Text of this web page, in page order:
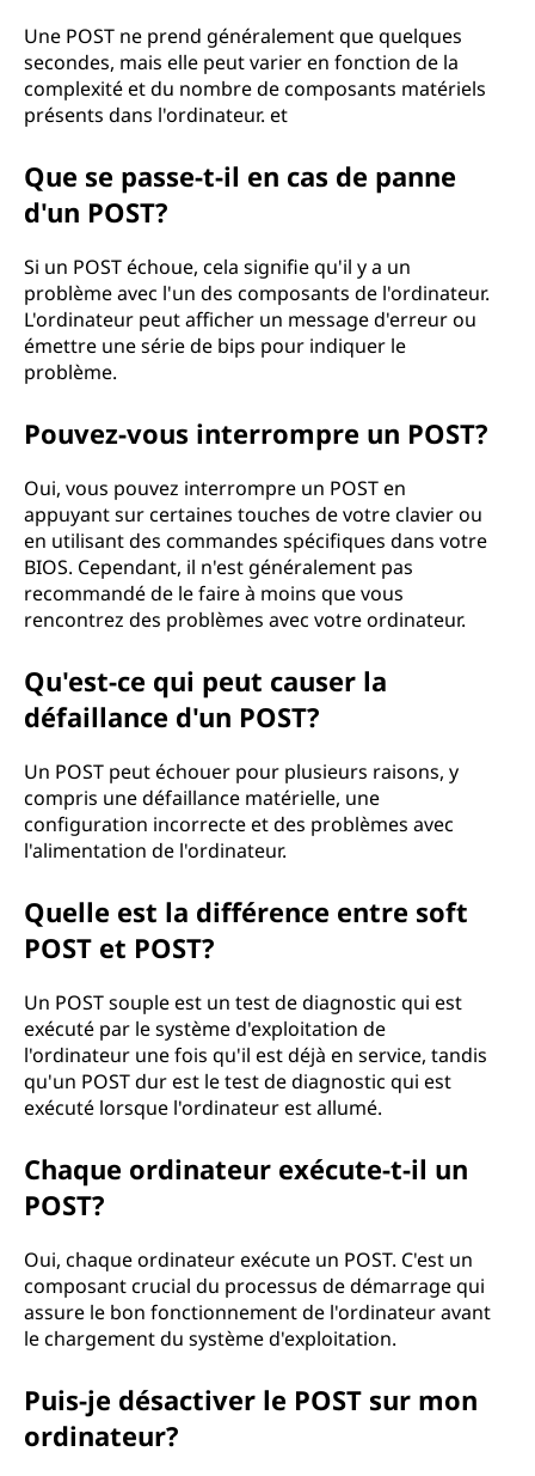
Une POST ne prend généralement que quelques
secondes, mais elle peut varier en fonction de la
complexité et du nombre de composants matériels
présents dans l'ordinateur. et
Que se passe-t-il en cas de panne
d'un POST?
Si un POST échoue, cela signifie qu'il y a un
problème avec l'un des composants de l'ordinateur.
L'ordinateur peut afficher un message d'erreur ou
émettre une série de bips pour indiquer le
problème.
Pouvez-vous interrompre un POST?
Oui, vous pouvez interrompre un POST en
appuyant sur certaines touches de votre clavier ou
en utilisant des commandes spécifiques dans votre
BIOS. Cependant, il n'est généralement pas
recommandé de le faire à moins que vous
rencontrez des problèmes avec votre ordinateur.
Qu'est-ce qui peut causer la
défaillance d'un POST?
Un POST peut échouer pour plusieurs raisons, y
compris une défaillance matérielle, une
configuration incorrecte et des problèmes avec
l'alimentation de l'ordinateur.
Quelle est la différence entre soft
POST et POST?
Un POST souple est un test de diagnostic qui est
exécuté par le système d'exploitation de
l'ordinateur une fois qu'il est déjà en service, tandis
qu'un POST dur est le test de diagnostic qui est
exécuté lorsque l'ordinateur est allumé.
Chaque ordinateur exécute-t-il un
POST?
Oui, chaque ordinateur exécute un POST. C'est un
composant crucial du processus de démarrage qui
assure le bon fonctionnement de l'ordinateur avant
le chargement du système d'exploitation.
Puis-je désactiver le POST sur mon
ordinateur?